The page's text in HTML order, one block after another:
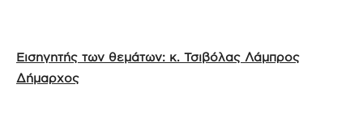
Εισηγητής των θεμάτων: κ. Τσιβόλας Λάμπρος
Δήμαρχος